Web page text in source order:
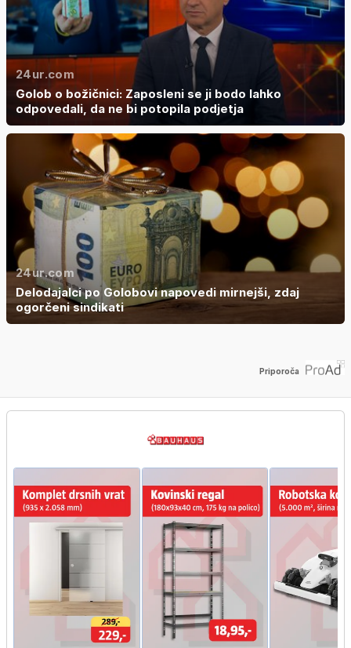
24ur.com
Golob o božičnici: Zaposleni se ji bodo lahko
odpovedali, da ne bi potopila podjetja
24ur.com
Delodajalci po Golobovi napovedi mirnejši, zdaj
ogorčeni sindikati
Priporoča